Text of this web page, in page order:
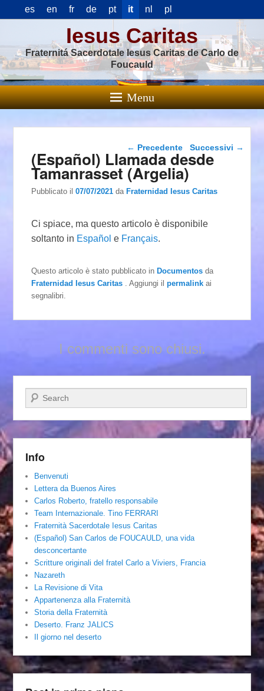
es en fr de pt it nl pl
Iesus Caritas
Fraternitá Sacerdotale Iesus Caritas de Carlo de
Foucauld
Menu
Navigazione articolo
← Precedente Successivi →
(Español) Llamada desde
Tamanrasset (Argelia)
Pubblicato il07/07/2021 daFraternidad Iesus Caritas
Ci spiace, ma questo articolo è disponibile
soltanto in Español e Français.
Questo articolo è stato pubblicato inDocumentos da
Fraternidad Iesus Caritas
. Aggiungi ilpermalink ai
segnalibri.
I commenti sono chiusi.
Cerca
Info
Benvenuti
Lettera da Buenos Aires
Carlos Roberto, fratello responsabile
Team Internazionale. Tino FERRARI
Fraternità Sacerdotale Iesus Caritas
(Español) San Carlos de FOUCAULD, una vida
desconcertante
Scritture originali del fratel Carlo a Viviers, Francia
Nazareth
La Revisione di Vita
Appartenenza alla Fraternità
Storia della Fraternità
Deserto. Franz JALICS
Il giorno nel deserto